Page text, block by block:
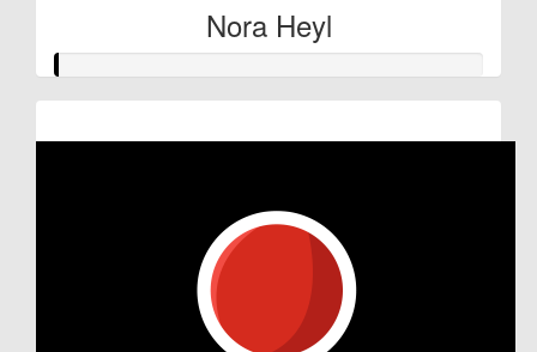
Nora Heyl